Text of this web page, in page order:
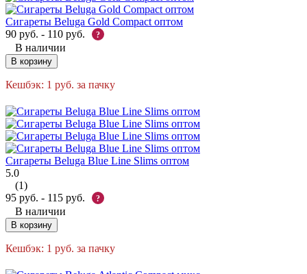
Сигареты Beluga Gold Compact оптом
90 руб. - 110 руб. ?
В наличии
В корзину
Кешбэк: 1 руб. за пачку
Сигареты Beluga Blue Line Slims оптом
5.0
(1)
95 руб. - 115 руб. ?
В наличии
В корзину
Кешбэк: 1 руб. за пачку